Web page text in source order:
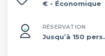
€ - Économique
RÉSERVATION
Jusqu’à 150 pers.